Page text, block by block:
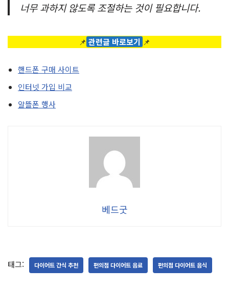
너무 과하지 않도록 조절하는 것이 필요합니다.
📌 관련글 바로보기 📌
핸드폰 구매 사이트
인터넷 가입 비교
알뜰폰 행사
베드굿
태그: 다이어트 간식 추천 편의점 다이어트 음료 편의점 다이어트 음식